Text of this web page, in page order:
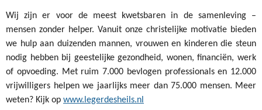
Wij zijn er voor de meest kwetsbaren in de samenleving –
mensen zonder helper. Vanuit onze christelijke motivatie bieden
we hulp aan duizenden mannen, vrouwen en kinderen die steun
nodig hebben bij geestelijke gezondheid, wonen, financiën, werk
of opvoeding. Met ruim 7.000 bevlogen professionals en 12.000
vrijwilligers helpen we jaarlijks meer dan 75.000 mensen. Meer
weten? Kijk op www.legerdesheils.nl